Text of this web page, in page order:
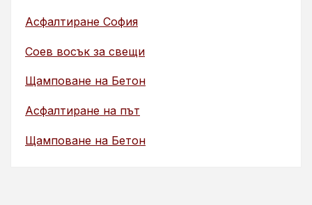
Асфалтиране София
Соев восък за свещи
Щамповане на Бетон
Асфалтиране на път
Щамповане на Бетон